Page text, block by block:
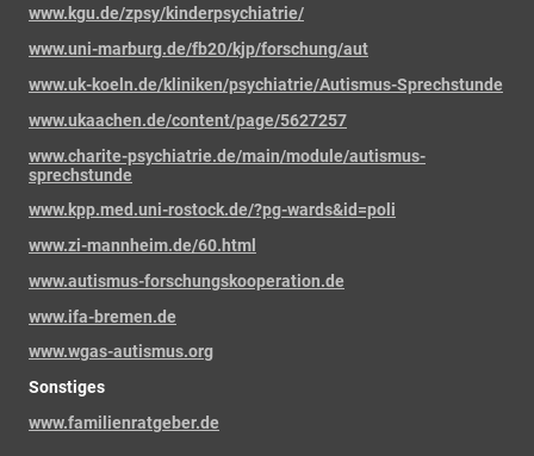
www.kgu.de/zpsy/kinderpsychiatrie/
www.uni-marburg.de/fb20/kjp/forschung/aut
www.uk-koeln.de/kliniken/psychiatrie/Autismus-Sprechstunde
www.ukaachen.de/content/page/5627257
www.charite-psychiatrie.de/main/module/autismus-
sprechstunde
www.kpp.med.uni-rostock.de/?pg-wards&id=poli
www.zi-mannheim.de/60.html
www.autismus-forschungskooperation.de
www.ifa-bremen.de
www.wgas-autismus.org
Sonstiges
www.familienratgeber.de